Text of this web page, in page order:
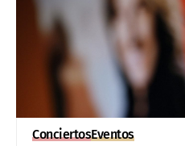
ConciertosEventos